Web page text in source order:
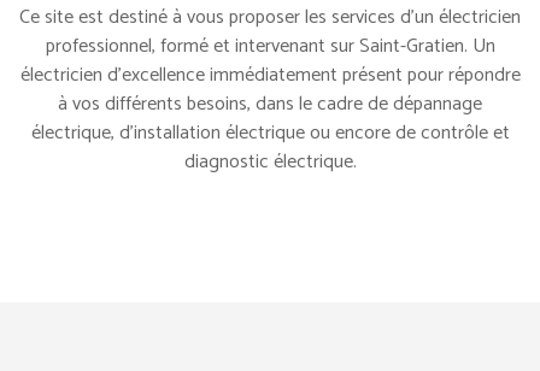
Ce site est destiné à vous proposer les services d’un électricien
professionnel, formé et intervenant sur Saint-Gratien. Un
électricien d’excellence immédiatement présent pour répondre
à vos différents besoins, dans le cadre de dépannage
électrique, d’installation électrique ou encore de contrôle et
diagnostic électrique.